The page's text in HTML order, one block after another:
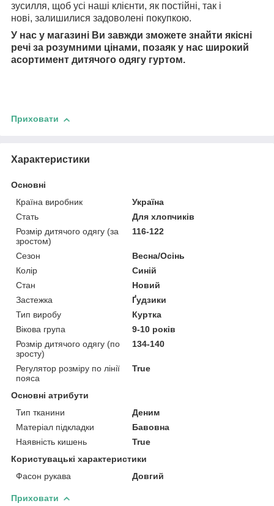
зусилля, щоб усі наші клієнти, як постійні, так і
нові, залишилися задоволені покупкою.
У нас у магазині Ви завжди зможете знайти якісні
речі за розумними цінами, позаяк у нас широкий
асортимент дитячого одягу гуртом.
Приховати
Характеристики
Основні
Країна виробник
Україна
Стать
Для хлопчиків
Розмір дитячого одягу (за
зростом)
116-122
Сезон
Весна/Осінь
Колір
Синій
Стан
Новий
Застежка
Ґудзики
Тип виробу
Куртка
Вікова група
9-10 років
Розмір дитячого одягу (по
зросту)
134-140
Регулятор розміру по лінії
пояса
True
Основні атрибути
Тип тканини
Деним
Матеріал підкладки
Бавовна
Наявність кишень
True
Користувацькі характеристики
Фасон рукава
Довгий
Приховати